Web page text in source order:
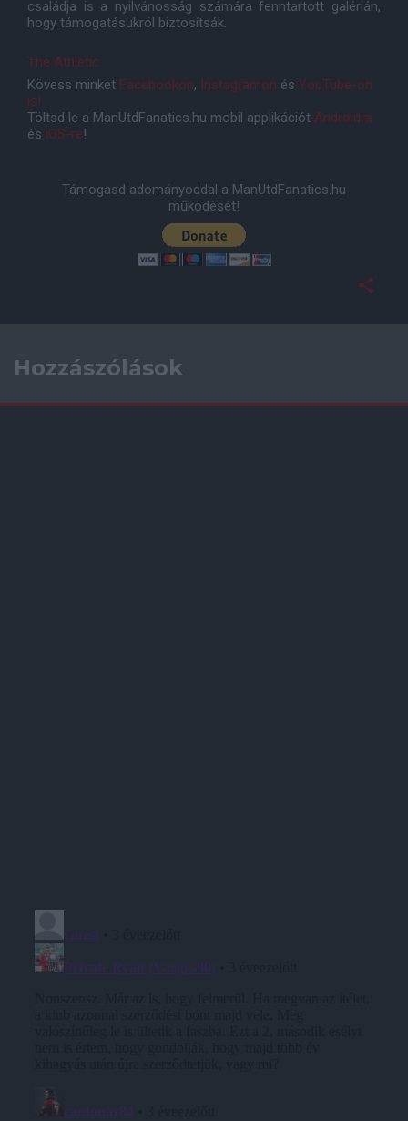
családja is a nyilvánosság számára fenntartott galérián,
hogy támogatásukról biztosítsák.
The Athletic
Kövess minket Facebookon, Instagramon és YouTube-on
is!
Töltsd le a ManUtdFanatics.hu mobil applikációt Androidra
és iOS-re!
Támogasd adományoddal a ManUtdFanatics.hu
működését!
Hozzászólások